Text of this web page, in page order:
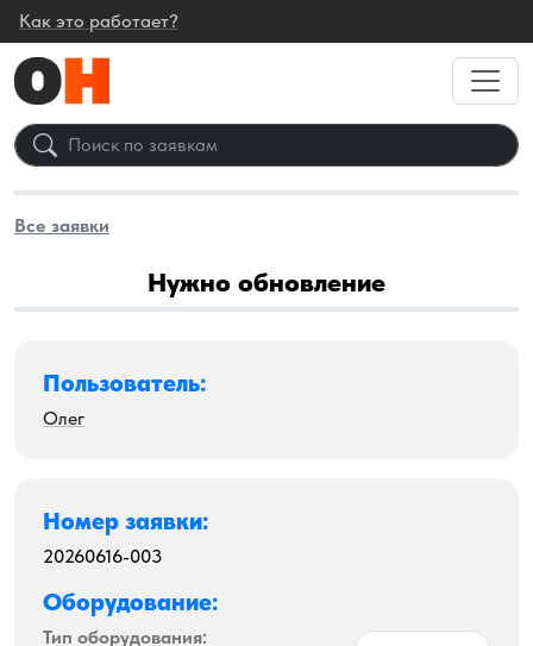
Как это работает?
Все заявки
Нужно обновление
Пользователь:
Олег
Номер заявки:
20260616-003
Оборудование:
Тип оборудования: